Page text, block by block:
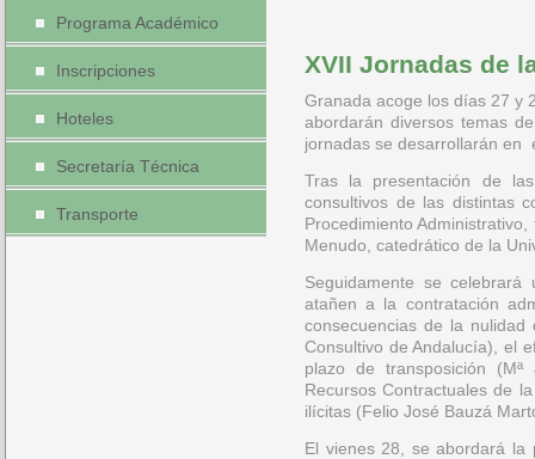
Programa Académico
Inscripciones
Hoteles
Secretaría Técnica
Transporte
XVII Jornadas de
Granada acoge los días 27 y
abordarán diversos temas
jornadas se desarrollarán en
Tras la presentación de
consultivos de las distintas
Procedimiento
Menudo, catedrático de la
Seguidamente se
atañen a la contratación
consecuencias de la
Consultivo de Andalucía), el
plazo de transposición (Mª
Recursos Contractuales de
ilícitas (Felio José Bauzá
El vienes 28, se abordará la